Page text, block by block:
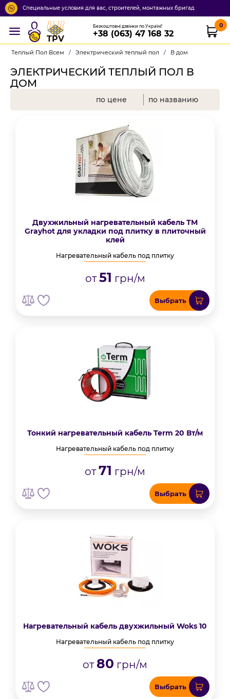
Специальные условия для вас, строителей, монтажных бригад
TPV
Безкоштовні дзвінки по Україні!
+38 (063) 47 168 32
0
Теплый Пол Всем / Электрический теплый пол / В дом
ЭЛЕКТРИЧЕСКИЙ ТЕПЛЫЙ ПОЛ В
ДОМ
по цене по названию
Двухжильный нагревательный кабель ТМ
Grayhot для укладки под плитку в плиточный
клей
Нагревательный кабель под плитку
от51 грн/м
Выбрать
Тонкий нагревательный кабель Term 20 Вт/м
Нагревательный кабель под плитку
от71 грн/м
Выбрать
Нагревательный кабель двухжильный Woks 10
Нагревательный кабель под плитку
от 80 грн/м
Выбрать